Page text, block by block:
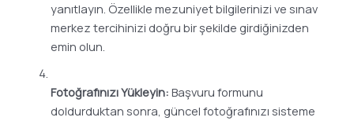
yanıtlayın. Özellikle mezuniyet bilgilerinizi ve sınav
merkez tercihinizi doğru bir şekilde girdiğinizden
emin olun.
Fotoğrafınızı Yükleyin: Başvuru formunu
doldurduktan sonra, güncel fotoğrafınızı sisteme